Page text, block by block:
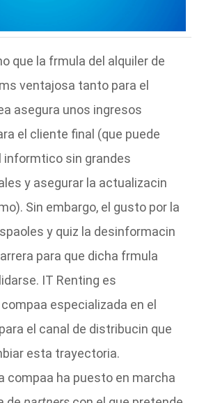
que la frmula del alquiler de
ventajosa tanto para el
asegura unos ingresos
el cliente final (que puede
informtico sin grandes
y asegurar la actualizacin
Sin embargo, el gusto por la
y quiz la desinformacin
para que dicha frmula
IT Renting es
especializada en el
el canal de distribucin que
esta trayectoria.
compaa ha puesto en marcha